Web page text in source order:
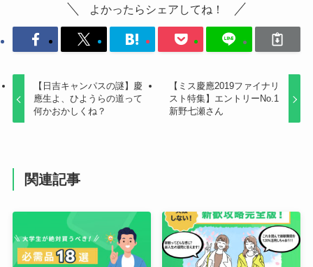
よかったらシェアしてね！
【日吉キャンパスの謎】慶
應生よ、ひようらの道って
何かおかしくね？
【ミス慶應2019ファイナリ
スト特集】エントリーNo.1
新野七瀬さん
関連記事